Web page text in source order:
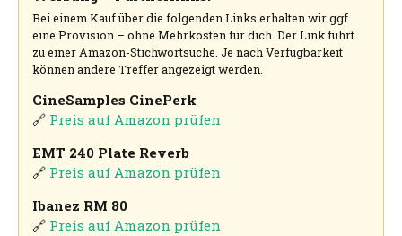
Bei einem Kauf über die folgenden Links erhalten wir ggf.
eine Provision – ohne Mehrkosten für dich. Der Link führt
zu einer Amazon-Stichwortsuche. Je nach Verfügbarkeit
können andere Treffer angezeigt werden.
CineSamples CinePerk
🔗 Preis auf Amazon prüfen
EMT 240 Plate Reverb
🔗 Preis auf Amazon prüfen
Ibanez RM 80
🔗 Preis auf Amazon prüfen